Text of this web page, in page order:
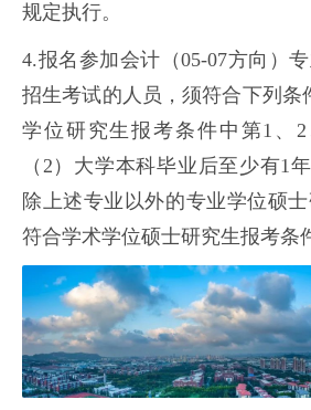
规定执行。
4.报名参加会计（05-07方向）
招生考试的人员，须符合下列条
学位研究生报考条件中第1、2
（2）大学本科毕业后至少有1
除上述专业以外的专业学位硕
符合学术学位硕士研究生报考条